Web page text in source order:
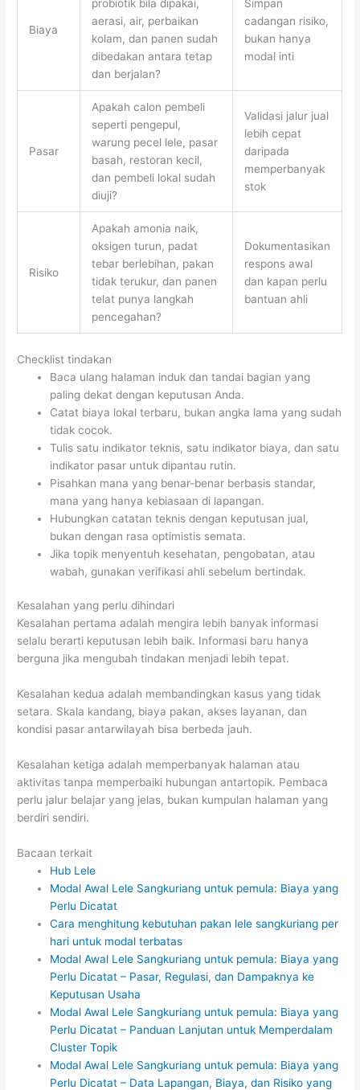
Biaya
probiotik bila dipakai,
aerasi, air, perbaikan
kolam, dan panen sudah
dibedakan antara tetap
dan berjalan?
Simpan
cadangan risiko,
bukan hanya
modal inti
Pasar
Apakah calon pembeli
seperti pengepul,
warung pecel lele, pasar
basah, restoran kecil,
dan pembeli lokal sudah
diuji?
Validasi jalur jual
lebih cepat
daripada
memperbanyak
stok
Risiko
Apakah amonia naik,
oksigen turun, padat
tebar berlebihan, pakan
tidak terukur, dan panen
telat punya langkah
pencegahan?
Dokumentasikan
respons awal
dan kapan perlu
bantuan ahli
Checklist tindakan
Baca ulang halaman induk dan tandai bagian yang
paling dekat dengan keputusan Anda.
Catat biaya lokal terbaru, bukan angka lama yang sudah
tidak cocok.
Tulis satu indikator teknis, satu indikator biaya, dan satu
indikator pasar untuk dipantau rutin.
Pisahkan mana yang benar-benar berbasis standar,
mana yang hanya kebiasaan di lapangan.
Hubungkan catatan teknis dengan keputusan jual,
bukan dengan rasa optimistis semata.
Jika topik menyentuh kesehatan, pengobatan, atau
wabah, gunakan verifikasi ahli sebelum bertindak.
Kesalahan yang perlu dihindari
Kesalahan pertama adalah mengira lebih banyak informasi
selalu berarti keputusan lebih baik. Informasi baru hanya
berguna jika mengubah tindakan menjadi lebih tepat.
Kesalahan kedua adalah membandingkan kasus yang tidak
setara. Skala kandang, biaya pakan, akses layanan, dan
kondisi pasar antarwilayah bisa berbeda jauh.
Kesalahan ketiga adalah memperbanyak halaman atau
aktivitas tanpa memperbaiki hubungan antartopik. Pembaca
perlu jalur belajar yang jelas, bukan kumpulan halaman yang
berdiri sendiri.
Bacaan terkait
Hub Lele
Modal Awal Lele Sangkuriang untuk pemula: Biaya yang
Perlu Dicatat
Cara menghitung kebutuhan pakan lele sangkuriang per
hari untuk modal terbatas
Modal Awal Lele Sangkuriang untuk pemula: Biaya yang
Perlu Dicatat – Pasar, Regulasi, dan Dampaknya ke
Keputusan Usaha
Modal Awal Lele Sangkuriang untuk pemula: Biaya yang
Perlu Dicatat – Panduan Lanjutan untuk Memperdalam
Cluster Topik
Modal Awal Lele Sangkuriang untuk pemula: Biaya yang
Perlu Dicatat – Data Lapangan, Biaya, dan Risiko yang